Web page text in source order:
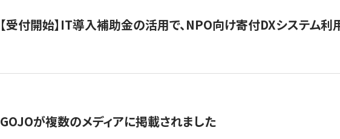
【受付開始】IT導入補助金の活用で、NPO向け寄付DXシステム
GOJOが複数のメディアに掲載されました